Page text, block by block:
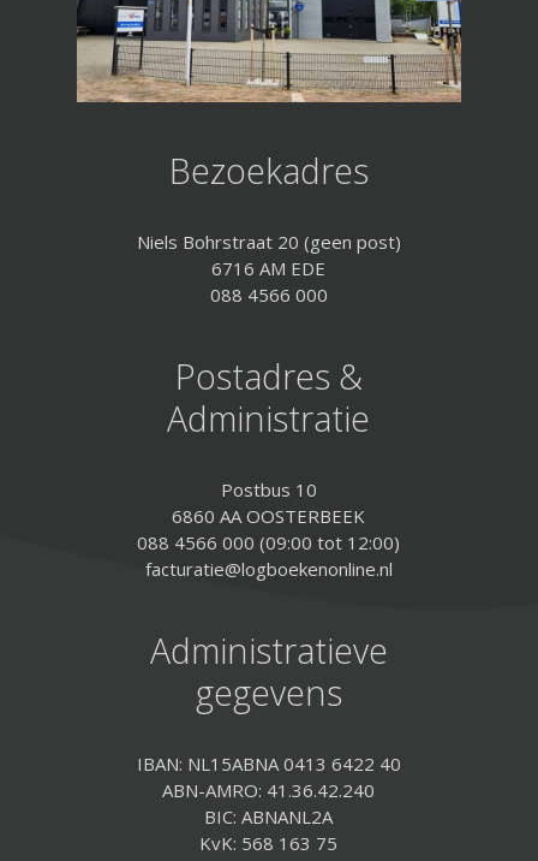
Bezoekadres
Niels Bohrstraat 20 (geen post)
6716 AM EDE
088 4566 000
Postadres &
Administratie
Postbus 10
6860 AA OOSTERBEEK
088 4566 000 (09:00 tot 12:00)
facturatie@logboekenonline.nl
Administratieve
gegevens
IBAN: NL15ABNA 0413 6422 40
ABN-AMRO: 41.36.42.240
BIC: ABNANL2A
KvK: 568 163 75